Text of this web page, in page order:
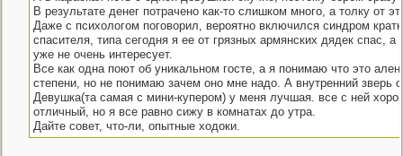
В результате денег потрачено как-то слишком много, а толку от
Даже с психологом поговорил, вероятно включился синдром
спасителя, типа сегодня я ее от грязных армянских дядек спас, а
уже не очень интересует.
Все как одна поют об уникальном госте, а я понимаю что это
степени, но не понимаю зачем оно мне надо. А внутренний зверь
Девушка(та самая с мини-купером) у меня лучшая. все с ней
отличный, но я все равно сижу в комнатах до утра.
Дайте совет, что-ли, опытные ходоки.